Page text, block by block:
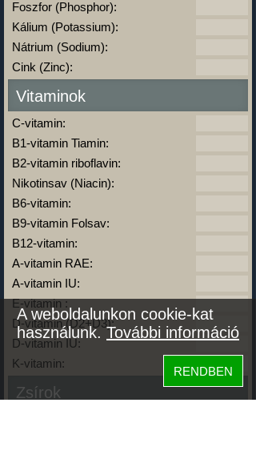
Foszfor (Phosphor):
Kálium (Potassium):
Nátrium (Sodium):
Cink (Zinc):
Vitaminok
C-vitamin:
B1-vitamin Tiamin:
B2-vitamin riboflavin:
Nikotinsav (Niacin):
B6-vitamin:
B9-vitamin Folsav:
B12-vitamin:
A-vitamin RAE:
A-vitamin IU:
E-vitamin :
D-vitamin (D2+D3):
D-vitamin IU:
K-vitamin:
Zsírok
A weboldalunkon cookie-kat
használunk.További információ
RENDBEN